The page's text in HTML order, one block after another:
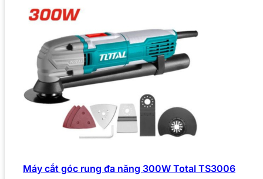
Máy cắt góc rung đa năng 300W Total TS3006